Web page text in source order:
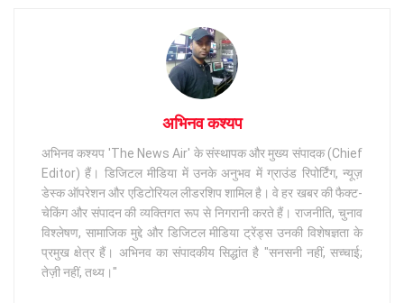
अभिनव कश्यप
अभिनव कश्यप 'The News Air' के संस्थापक और मुख्य संपादक (Chief
Editor) हैं। डिजिटल मीडिया में उनके अनुभव में ग्राउंड रिपोर्टिंग, न्यूज़
डेस्क ऑपरेशन और एडिटोरियल लीडरशिप शामिल है। वे हर खबर की फैक्ट-
चेकिंग और संपादन की व्यक्तिगत रूप से निगरानी करते हैं। राजनीति, चुनाव
विश्लेषण, सामाजिक मुद्दे और डिजिटल मीडिया ट्रेंड्स उनकी विशेषज्ञता के
प्रमुख क्षेत्र हैं। अभिनव का संपादकीय सिद्धांत है "सनसनी नहीं, सच्चाई;
तेज़ी नहीं, तथ्य।"